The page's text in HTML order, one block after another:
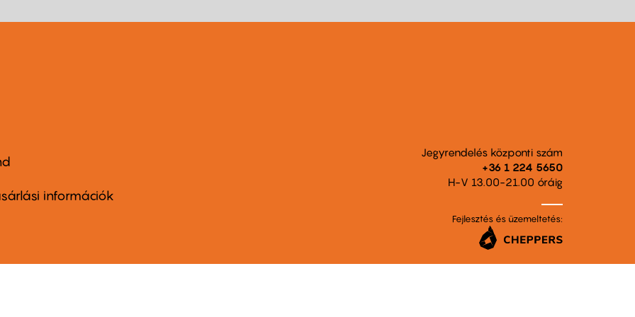
információk
Jegyrendelés központi szám
+36 1 224 5650
H-V 13.00-21.00 óráig
Fejlesztés és üzemeltetés: